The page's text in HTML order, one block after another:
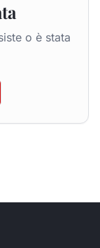
o è stata